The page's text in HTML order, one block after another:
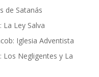
de Satanás
Ley Salva
Iglesia Adventista
Los Negligentes y La